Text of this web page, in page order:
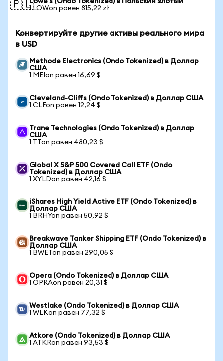
🇵🇱Lowe's (Ondo Tokenized) в Польский злотый
1 LOWon равен 815,22 zł
Конвертируйте другие активы реального мира
в USD
Methode Electronics (Ondo Tokenized) в Доллар
США
1 MEIon равен 16,69 $
Cleveland-Cliffs (Ondo Tokenized) в Доллар США
1 CLFon равен 12,24 $
Trane Technologies (Ondo Tokenized) в Доллар
США
1 TTon равен 480,23 $
Global X S&P 500 Covered Call ETF (Ondo
Tokenized) в Доллар США
1 XYLDon равен 42,16 $
iShares High Yield Active ETF (Ondo Tokenized) в
Доллар США
1 BRHYon равен 50,92 $
Breakwave Tanker Shipping ETF (Ondo Tokenized) в
Доллар США
1 BWETon равен 290,05 $
Opera (Ondo Tokenized) в Доллар США
1 OPRAon равен 20,31 $
Westlake (Ondo Tokenized) в Доллар США
1 WLKon равен 77,32 $
Atkore (Ondo Tokenized) в Доллар США
1 ATKRon равен 93,53 $